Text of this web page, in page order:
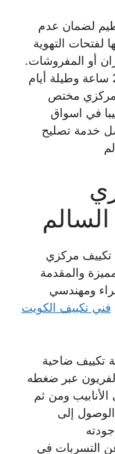
لضمان عدم
لفتحات التهوية
أو المفروشات.
خدماتنا متوافرة على مدار 24 ساعة وطيلة أيام
مركزي مختص
في اسواق
خدمة تصليح
تكييف مركزي
والمقدمة
ومهندسي
فني تكييف الكويت
تكييف ضاحية
عبر ضغطه
ومن ثم
الوصول إلى
التسربات في